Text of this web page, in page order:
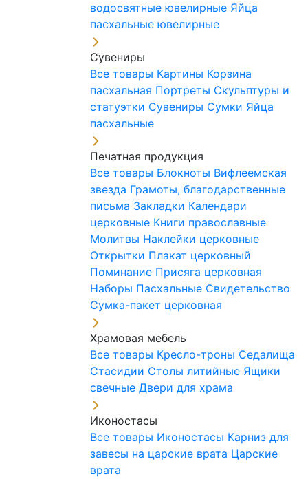
водосвятные ювелирные Яйца
пасхальные ювелирные
Сувениры
Все товары Картины Корзина
пасхальная Портреты Скульптуры и
статуэтки Сувениры Сумки Яйца
пасхальные
Печатная продукция
Все товары Блокноты Вифлеемская
звезда Грамоты, благодарственные
письма Закладки Календари
церковные Книги православные
Молитвы Наклейки церковные
Открытки Плакат церковный
Поминание Присяга церковная
Наборы Пасхальные Свидетельство
Сумка-пакет церковная
Храмовая мебель
Все товары Кресло-троны Седалища
Стасидии Столы литийные Ящики
свечные Двери для храма
Иконостасы
Все товары Иконостасы Карниз для
завесы на царские врата Царские
врата